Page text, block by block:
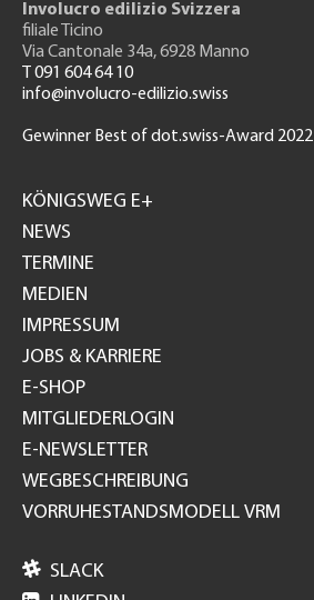
Involucro edilizio Svizzera
filiale Ticino
Via Cantonale 34a, 6928 Manno
T 091 604 64 10
info@involucro-edilizio.swiss
Gewinner Best of dot.swiss-Award 2022
GH
KÖNIGSWEG E+
NEWS
TERMINE
MEDIEN
IMPRESSUM
JOBS & KARRIERE
E-SHOP
MITGLIEDERLOGIN
E-NEWSLETTER
WEGBESCHREIBUNG
VORRUHESTANDSMODELL VRM
 SLACK